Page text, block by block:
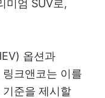
미엄 SUV로,
옵션과
크앤코는 이를
준을 제시할